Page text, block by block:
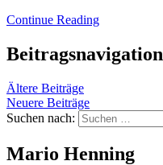
Continue Reading
Beitragsnavigation
Ältere Beiträge
Neuere Beiträge
Suchen nach:
Mario Henning